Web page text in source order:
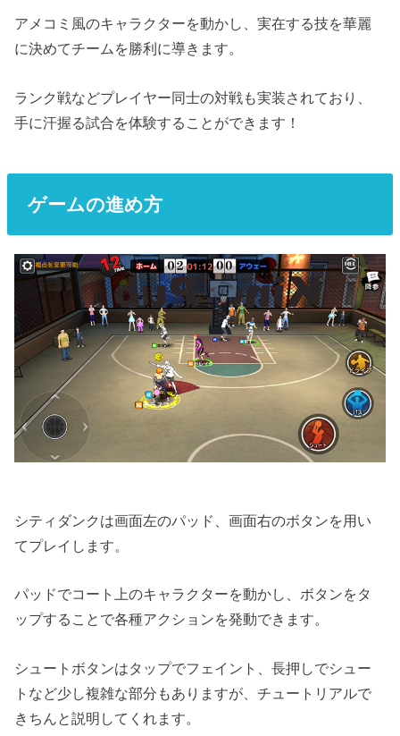
アメコミ風のキャラクターを動かし、実在する技を華麗
に決めてチームを勝利に導きます。
ランク戦などプレイヤー同士の対戦も実装されており、
手に汗握る試合を体験することができます！
ゲームの進め方
シティダンクは画面左のパッド、画面右のボタンを用い
てプレイします。
パッドでコート上のキャラクターを動かし、ボタンをタ
ップすることで各種アクションを発動できます。
シュートボタンはタップでフェイント、長押しでシュー
トなど少し複雑な部分もありますが、チュートリアルで
きちんと説明してくれます。